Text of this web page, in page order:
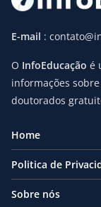
E-mail :
O InfoEducação é
informações
doutorados
Home
Politica de
Sobre nós